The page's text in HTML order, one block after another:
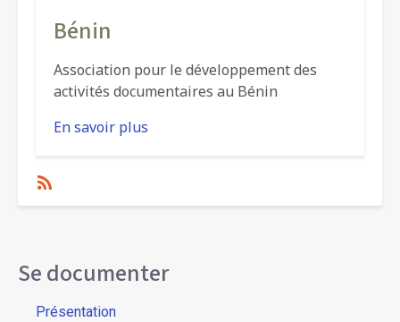
Bénin
Association pour le développement des
activités documentaires au Bénin
En savoir plus
SubscribeS'abonner
Se documenter
Présentation